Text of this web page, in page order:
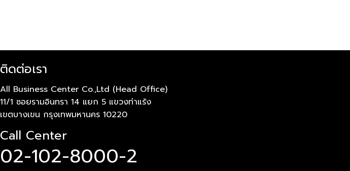
ติดต่อเรา
All Business Center Co.,Ltd (Head Office)
11/1 ซอยรามอินทรา 14 แยก 5 แขวงท่าแร้ง
เขตบางเขน กรุงเทพมหานคร 10220
Call Center
02-102-8000-2